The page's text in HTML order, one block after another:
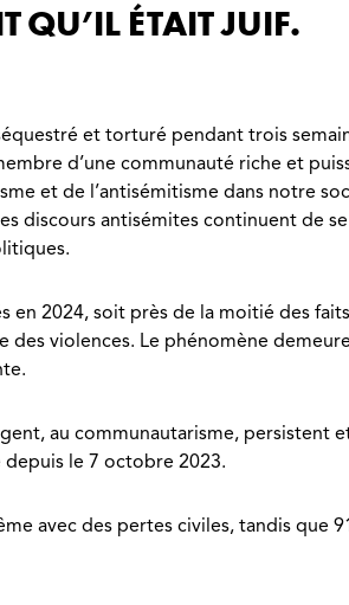
QU’IL ÉTAIT JUIF.
et torturé pendant trois
d’une communauté riche et
et de l’antisémitisme dans notre
discours antisémites continuent de
en 2024, soit près de la moitié des
des violences. Le phénomène
au communautarisme, persistent
depuis le 7 octobre 2023.
avec des pertes civiles, tandis que